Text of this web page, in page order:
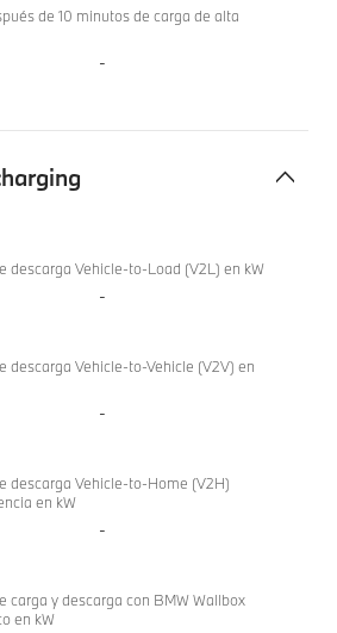
de 10 minutos de carga de alta
-
descarga Vehicle-to-Load (V2L) en kW
-
descarga Vehicle-to-Vehicle (V2V) en
-
descarga Vehicle-to-Home (V2H)
en kW
-
carga y descarga con BMW Wallbox
en kW